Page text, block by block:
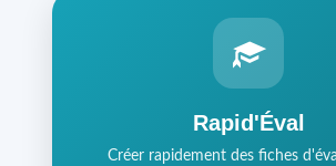
Rapid'Éval
Créer rapidement des fiches